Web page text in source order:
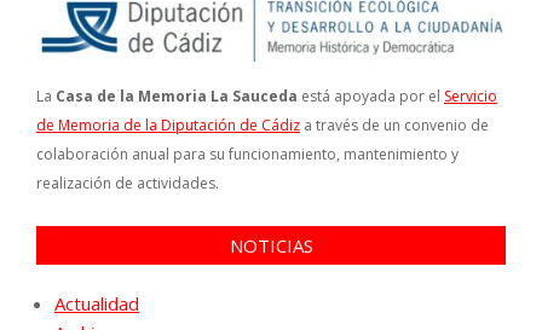
La Casa de la Memoria La Sauceda está apoyada por el Servicio
de Memoria de la Diputación de Cádiz a través de un convenio de
colaboración anual para su funcionamiento, mantenimiento y
realización de actividades.
NOTICIAS
Actualidad